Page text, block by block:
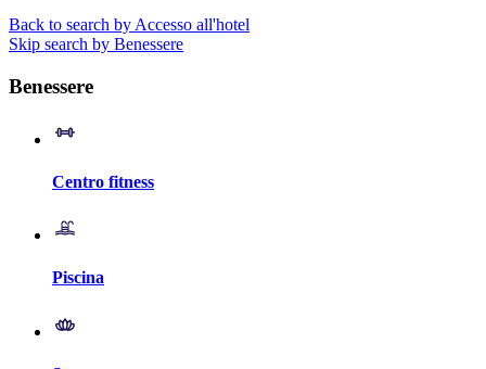
Back to search by Accesso all'hotel
Skip search by Benessere
Benessere
Centro fitness
Piscina